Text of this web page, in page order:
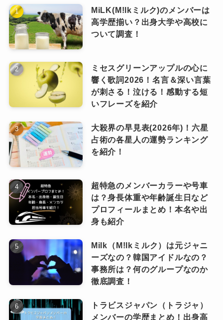
欧米や南米
一方、欧米や南米でもじわじわとファン
が拡大中。
中でもKは、ヨーロッパや南米で特に注目されて
おり、ニューヨークタイムズに誕生日広告が掲
載されるなど、その人気ぶりが話題となりまし
SNSやYouTubeなどのグローバルメディアを通
じて、現地ファンとのつながりを深めており、
「Kのステージを見るために&TEAMを知った」
韓国・ソウルでのアリーナ公演の反響
さらに、2024年には韓国・ソウルでアリーナ公
また、HARUAは“千年ドル”と呼ばれる
ビジュアルで支持を集め、NICHOLASも
クールなラップスタイルと柔らかなキャ
ラクター性のギャップで注目度が高まっ
ています。
韓国出身のEJ（ウィジュ）は、母国ということ
もあり親近感からの人気も強く、地元ファンに
しっかりと根付いた存在となりつつあります。
仲の良さやチームワーク
韓国ファンが&TEAMに感じている魅力
は、スタイルの良さやグローバルな視点
だけでなく、メンバー同士の仲の良さや
チームワークにもあります。
MiLK(M!lkミルク)のメンバーは
高学歴揃い？出身大学や高校に
ついて調査！
ミセスグリーンアップルの心に
響く歌詞2026！名言＆深い言葉
が刺さる！泣ける！感動する短
いフレーズを紹介
大殺界の早見表(2026年)！六星
占術の各星人の運勢ランキング
を紹介！
超特急のメンバーカラーや号車
は？身長体重や年齢誕生日など
プロフィールまとめ！本名や出
身も紹介
Milk（M!lkミルク）は元ジャニ
ーズなの？韓国アイドルなの？
事務所は？何のグループなのか
徹底調査！
トラビスジャパン（トラジャ）
メンバーの学歴まとめ！出身高